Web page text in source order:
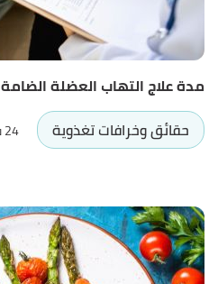
مدة علاج التهاب العضلة الضامة
حقائق وخرافات تغذوية
24 فبراير 2022